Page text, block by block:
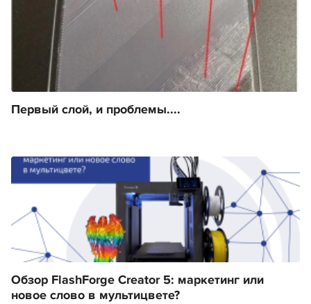
Первый слой, и проблемы....
Обзор FlashForge Creator 5: маркетинг или
новое слово в мультицвете?